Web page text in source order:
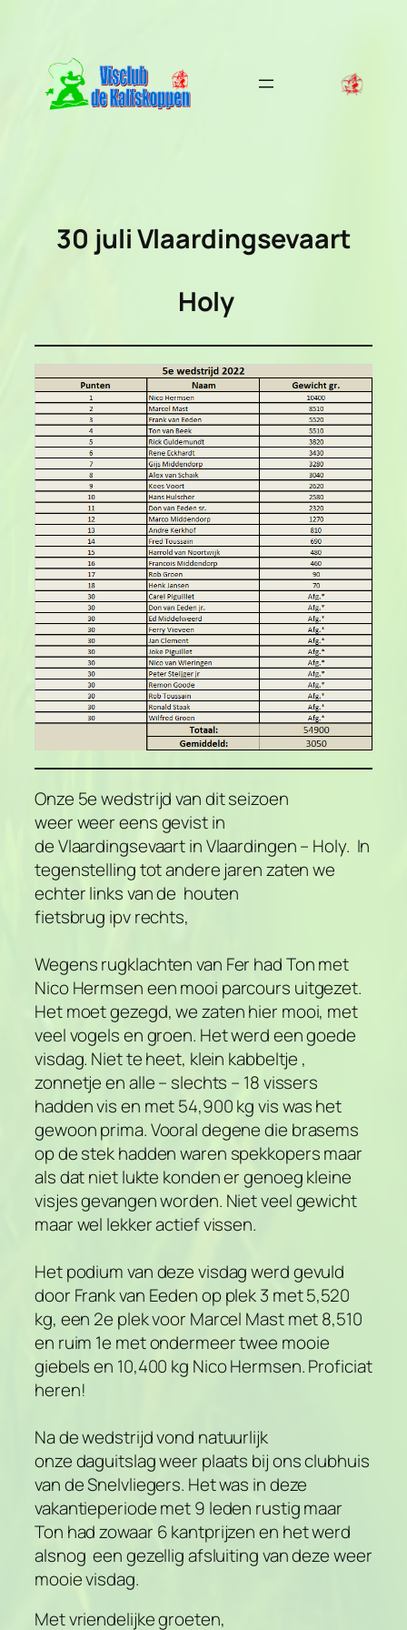
inhoud
30 juliVlaardingsevaart
Holy
Onze 5e wedstrijd van dit seizoen
weer weer eens gevist in
de Vlaardingsevaart in Vlaardingen – Holy. In
tegenstelling tot andere jaren zaten we
echter links van de houten
fietsbrug ipv rechts,
Wegens rugklachten van Fer had Ton met
Nico Hermsen een mooi parcours uitgezet.
Het moet gezegd, we zaten hier mooi, met
veel vogels en groen. Het werd een goede
visdag. Niet te heet, klein kabbeltje ,
zonnetje en alle – slechts – 18 vissers
hadden vis en met 54,900 kg vis was het
gewoon prima. Vooral degene die brasems
op de stek hadden waren spekkopers maar
als dat niet lukte konden er genoeg kleine
visjes gevangen worden. Niet veel gewicht
maar wel lekker actief vissen.
Het podium van deze visdag werd gevuld
door Frank van Eeden op plek 3 met 5,520
kg, een 2e plek voor Marcel Mast met 8,510
en ruim 1e met ondermeer twee mooie
giebels en 10,400 kg Nico Hermsen. Proficiat
heren!
Na de wedstrijd vond natuurlijk
onze daguitslag weer plaats bij ons clubhuis
van de Snelvliegers. Het was in deze
vakantieperiode met 9 leden rustig maar
Ton had zowaar 6 kantprijzen en het werd
alsnog een gezellig afsluiting van deze weer
mooie visdag.
Met vriendelijke groeten,